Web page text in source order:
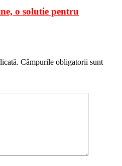
o solutie pentru
Câmpurile obligatorii sunt